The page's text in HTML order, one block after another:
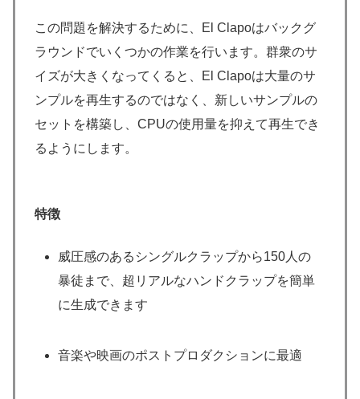
この問題を解決するために、El Clapoはバックグ
ラウンドでいくつかの作業を行います。群衆のサ
イズが大きくなってくると、El Clapoは大量のサ
ンプルを再生するのではなく、新しいサンプルの
セットを構築し、CPUの使用量を抑えて再生でき
るようにします。
特徴
威圧感のあるシングルクラップから150人の
暴徒まで、超リアルなハンドクラップを簡単
に生成できます
音楽や映画のポストプロダクションに最適